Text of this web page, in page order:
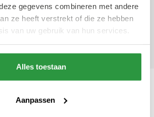
gegevens combineren met andere
ze heeft verstrekt of die ze hebben
van uw gebruik van hun services.
Alles toestaan
Aanpassen
door Lisanne van